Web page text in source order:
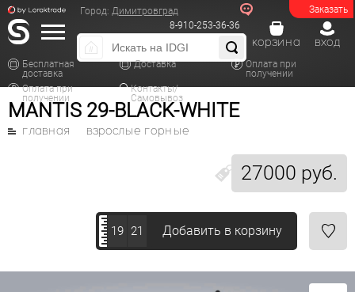
Заказать
Город: Димитровград
8-910-253-36-36
Бесплатная
доставка
Доставка
Оплата при
получении
Оплата при
получении
Контакты/
Самовывоз
вход
корзина
MANTIS 29-BLACK-WHITE
27000 руб.
главная взрослые горные
19 21 Добавить в корзину